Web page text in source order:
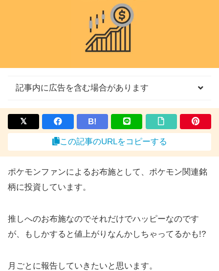
記事内に広告を含む場合があります
B!
この記事のURLをコピーする
ポケモンファンによるお布施として、ポケモン関連銘
柄に投資しています。
推しへのお布施なのでそれだけでハッピーなのです
が、もしかすると値上がりなんかしちゃってるかも!?
月ごとに報告していきたいと思います。